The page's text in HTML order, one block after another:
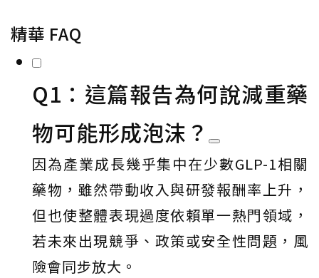
精華 FAQ
Q1：這篇報告為何說減重藥
物可能形成泡沫？
因為產業成長幾乎集中在少數GLP-1相關
藥物，雖然帶動收入與研發報酬率上升，
但也使整體表現過度依賴單一熱門領域，
若未來出現競爭、政策或安全性問題，風
險會同步放大。